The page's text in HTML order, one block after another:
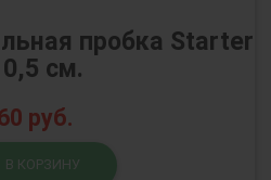
пробка Starter
см.
руб.
В КОРЗИНУ